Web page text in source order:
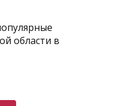
области в